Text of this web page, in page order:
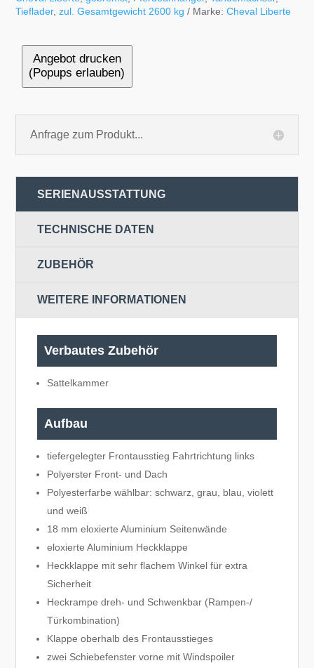
Tieflader,zul. Gesamtgewicht 2600 kg Marke:Cheval Liberte
Angebot drucken
(Popups erlauben)
Anfrage zum Produkt...
SERIENAUSSTATTUNG
TECHNISCHE DATEN
ZUBEHÖR
WEITERE INFORMATIONEN
Verbautes Zubehör
Sattelkammer
Aufbau
tiefergelegter Frontausstieg Fahrtrichtung links
Polyerster Front- und Dach
Polyesterfarbe wählbar: schwarz, grau, blau, violett
und weiß
18 mm eloxierte Aluminium Seitenwände
eloxierte Aluminium Heckklappe
Heckklappe mit sehr flachem Winkel für extra
Sicherheit
Heckrampe dreh- und Schwenkbar (Rampen-/
Türkombination)
Klappe oberhalb des Frontausstieges
zwei Schiebefenster vorne mit Windspoiler